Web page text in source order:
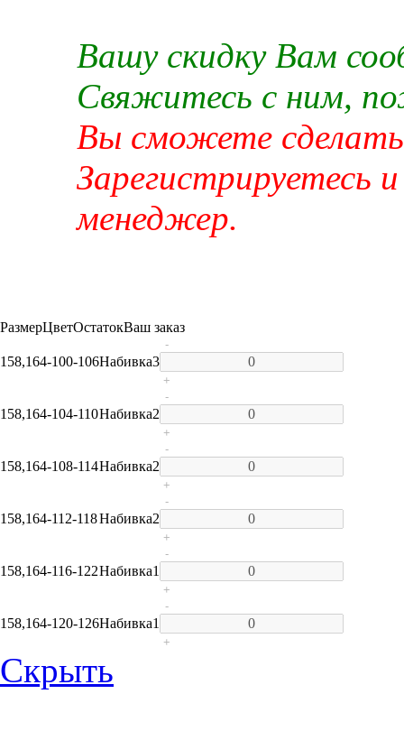
Вашу скидку Вам
Свяжитесь с ним,
Вы сможете сделать
Зарегистрируетесь
менеджер.
РазмерЦветОстатокВаш заказ
158,164-100-106Набивка3
-
+
158,164-104-110Набивка2
-
+
158,164-108-114Набивка2
-
+
158,164-112-118Набивка2
-
+
158,164-116-122Набивка1
-
+
158,164-120-126Набивка1
-
+
Скрыть